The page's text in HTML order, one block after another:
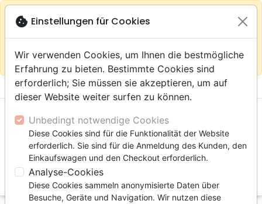
Auf der Webseite Europa bleiben close
warningGemäß
Ihrem
Einkauf im ShopDas Haus der Bibel Schweiz
menu shopping_cart
Suche
cookie Einstellungen für Cookies
Wir verwenden Cookies, um Ihnen die bestmögliche
Erfahrung zu bieten. Bestimmte Cookies sind
erforderlich; Sie müssen sie akzeptieren, um auf
dieser Website weiter surfen zu können.
Unbedingt notwendige Cookies
Diese Cookies sind für die Funktionalität der Website
erforderlich. Sie sind für die Anmeldung des Kunden, den
Einkaufswagen und den Checkout erforderlich.
Analyse-Cookies
Diese Cookies sammeln anonymisierte Daten über
Besuche, Geräte und Navigation. Wir nutzen diese